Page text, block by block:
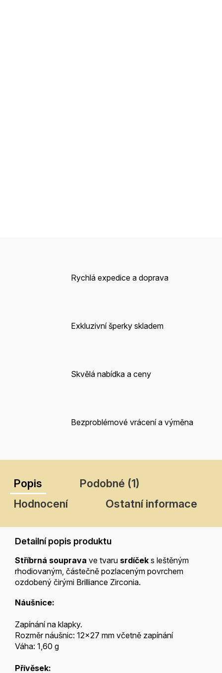
Rychlá expedice a doprava
Exkluzivní šperky skladem
Skvělá nabídka a ceny
Bezproblémové vrácení a výměna
Popis
Podobné (1)
Hodnocení
Ostatní informace
Detailní popis produktu
Stříbrná souprava ve tvaru srdíček s leštěným
rhodiovaným, částečně pozlaceným povrchem
ozdobený čirými Brilliance Zirconia.
Náušnice:
Zapínání na klapky.
Rozměr náušnic: 12x27 mm včetně zapínání
Váha: 1,60 g
Přívěsek: